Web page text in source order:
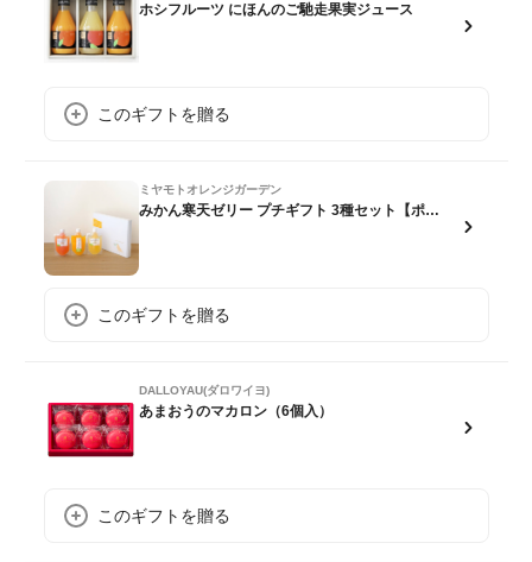
ホシフルーツ にほんのご馳走果実ジュース
このギフトを贈る
ミヤモトオレンジガーデン
みかん寒天ゼリー プチギフト 3種セット【ポスト投函】
このギフトを贈る
DALLOYAU(ダロワイヨ)
あまおうのマカロン（6個入）
このギフトを贈る